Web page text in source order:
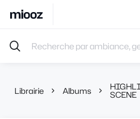
Accueil
Musiques
Playlists
Librairie Albums SCENE